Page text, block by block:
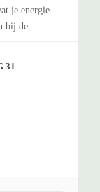
je energie
bij de
31